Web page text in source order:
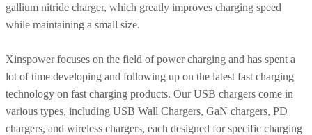
gallium nitride charger, which greatly improves charging speed
while maintaining a small size.
Xinspower focuses on the field of power charging and has spent a
lot of time developing and following up on the latest fast charging
technology on fast charging products. Our USB chargers come in
various types, including USB Wall Chargers, GaN chargers, PD
chargers, and wireless chargers, each designed for specific charging